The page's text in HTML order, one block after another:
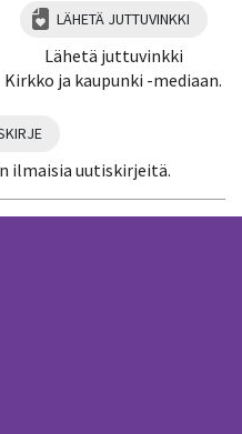
LÄHETÄ JUTTUVINKKI
Lähetä juttuvinkki
Kirkko ja kaupunki -mediaan.
ilmaisia uutiskirjeitä.